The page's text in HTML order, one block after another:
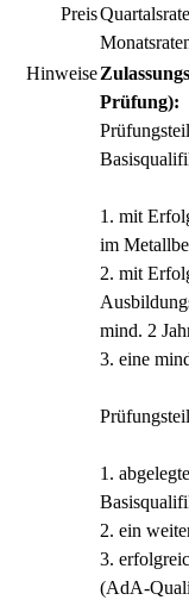
Preis
Hinweise
Prüfung):
1. mit
im
2. mit
mind. 2
3. eine
1.
2. ein
3.
(AdA-